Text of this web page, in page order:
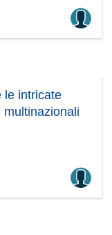
le intricate